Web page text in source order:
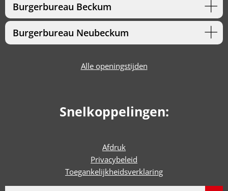
Burgerbureau Beckum
Burgerbureau Neubeckum
Alle openingstijden
Snelkoppelingen:
Afdruk
Privacybeleid
Toegankelijkheidsverklaring